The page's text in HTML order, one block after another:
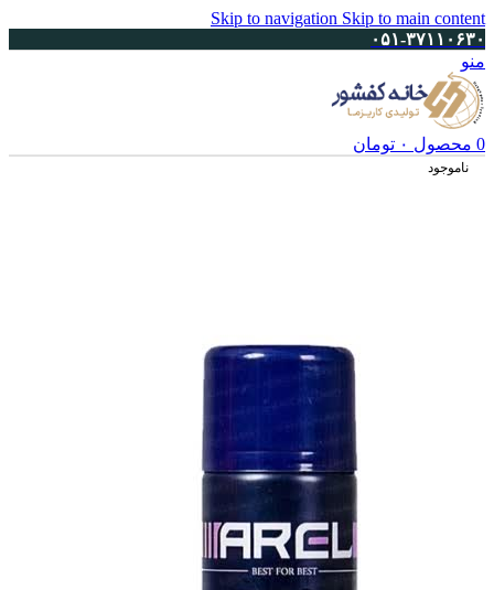
Skip to navigation Skip to main content
۰۵۱-۳۷۱۱۰۶۳۰
منو
0 محصول ۰ تومان
ناموجود